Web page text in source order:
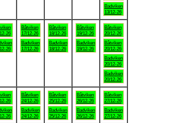
Badviken
13/12-26
26
26
Båtviken
17/12-26
Badviken
17/12-26
Båtviken
18/12-26
Badviken
18/12-26
Båtviken
19/12-26
Badviken
19/12-26
Båtviken
20/12-26
Båtviken
20/12-26
Badviken
20/12-26
Badviken
20/12-26
26
26
Båtviken
24/12-26
Badviken
24/12-26
Båtviken
25/12-26
Badviken
25/12-26
Båtviken
26/12-26
Badviken
26/12-26
Båtviken
27/12-26
Badviken
27/12-26